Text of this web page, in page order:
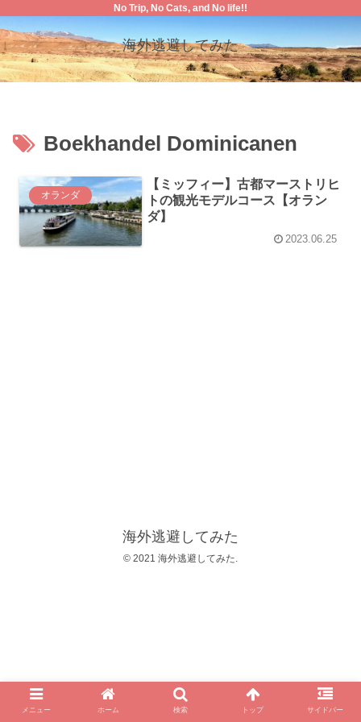
No Trip, No Cats, and No life!!
海外逃避してみた
Boekhandel Dominicanen
オランダ
【ミッフィー】古都マーストリヒ
トの観光モデルコース【オラン
ダ】
2023.06.25
海外逃避してみた
© 2021 海外逃避してみた.
メニュー ホーム 検索 トップ サイドバー